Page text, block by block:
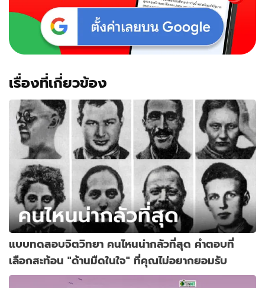
เรื่องที่เกี่ยวข้อง
แบบทดสอบจิตวิทยา คนไหนน่ากลัวที่สุด คำตอบที่
เลือกสะท้อน "ด้านมืดในใจ" ที่คุณไม่อยากยอมรับ